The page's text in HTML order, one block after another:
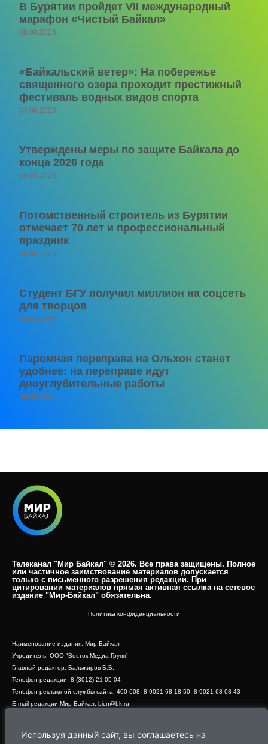
Используя данный сайт, вы соглашаетесь на
В Бурятии пройдет VII международный
марафон «Чистый Байкал»
08.08.2026
«Байкальский ветер»: На побережье
священного озера проходит престижный
фестиваль водных видов спорта
07.08.2026
Утверждены меры по защите Байкала до
конца 2026 года
06.08.2026
Потомственный строитель из Бурятии
отмечает 70 лет и профессиональный
праздник
06.08.2026
Студент БГУ получил миллион на соцсеть
для творцов
06.08.2026
Паромная переправа на Ольхон станет
удобнее: на переправе идут
дноуглубительные работы
06.08.2026
Телеканал "Мир Байкал" © 2026. Все права защищены. Полное
или частичное заимствование материалов допускается
только с письменного разрешения редакции. При
цитировании материалов прямая активная ссылка на сетевое
издание "Мир-Байкал" обязательна.​
Политика конфиденциальности
Наименование издания: Мир-Байкал
Учредитель: ООО "Восток Медиа Групп"
Главный редактор: Бальжиров Б.Б.
Телефон редакции: 8 (3012) 21-05-04
Телефон рекламной службы сайта: 400-608, 8-9021-68-18-50, 8-9021-68-08-43
E-mail редакции Мир Байкал: bicn@bk.ru
Адрес редакции: 670000, г. Улан-Удэ, ул. Профсоюзная, дом 44, офис 1